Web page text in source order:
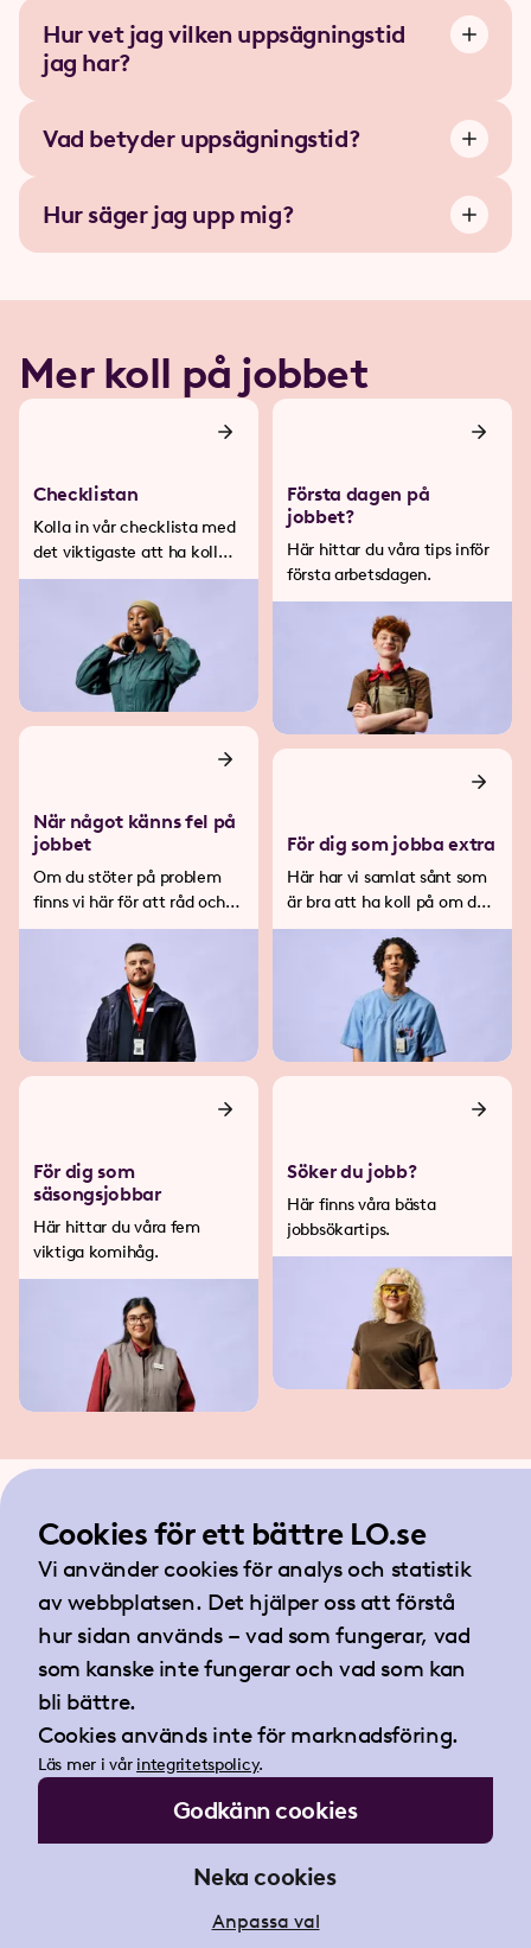
Hur vet jag vilken uppsägningstid
jag har?
Vad betyder uppsägningstid?
Hur säger jag upp mig?
Mer koll på jobbet
Checklistan
Kolla in vår checklista med
det viktigaste att ha koll
på.
När något känns fel på
jobbet
Om du stöter på problem
finns vi här för att råd och
stöd.
För dig som
säsongsjobbar
Här hittar du våra fem
viktiga komihåg.
Första dagen på
jobbet?
Här hittar du våra tips inför
första arbetsdagen.
För dig som jobba extra
Här har vi samlat sånt som
är bra att ha koll på om du
bara jobbar ibland.
Söker du jobb?
Här finns våra bästa
jobbsökartips.
Länkar
Koll på jobbet
Myt eller sanning?
Om Koll på jobbet
Cookies för ett bättre LO.se
Vi använder cookies för analys och statistik
av webbplatsen. Det hjälper oss att förstå
hur sidan används – vad som fungerar, vad
som kanske inte fungerar och vad som kan
bli bättre.
Cookies används inte för marknadsföring.
Läs mer i vår integritetspolicy.
Godkänn cookies
Neka cookies
Anpassa val